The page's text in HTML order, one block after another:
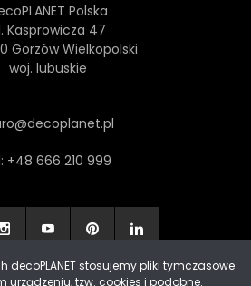
Polska
Kasprowicza 47
Gorzów Wielkopolski
woj. lubuskie
+48 666 210 999
decoPLANET stosujemy pliki tymczasowe
urządzeniu, tzw. cookies i podobne.